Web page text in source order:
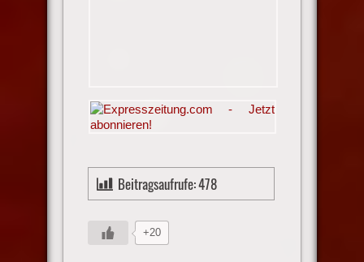
Beitragsaufrufe:478
+20